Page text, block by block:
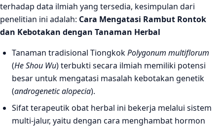
terhadap data ilmiah yang tersedia, kesimpulan dari
penelitian ini adalah: Cara Mengatasi Rambut Rontok
dan Kebotakan dengan Tanaman Herbal
Tanaman tradisional TiongkokPolygonum multiflorum
(He Shou Wu) terbukti secara ilmiah memiliki potensi
besar untuk mengatasi masalah kebotakan genetik
(androgenetic alopecia).
Sifat terapeutik obat herbal ini bekerja melalui sistem
multi-jalur, yaitu dengan cara menghambat hormon